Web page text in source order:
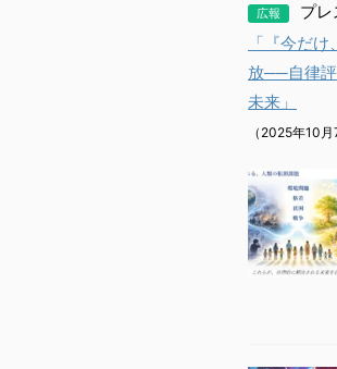
広報
プ
「『今だ
放──自律
未来」
（2025年10月